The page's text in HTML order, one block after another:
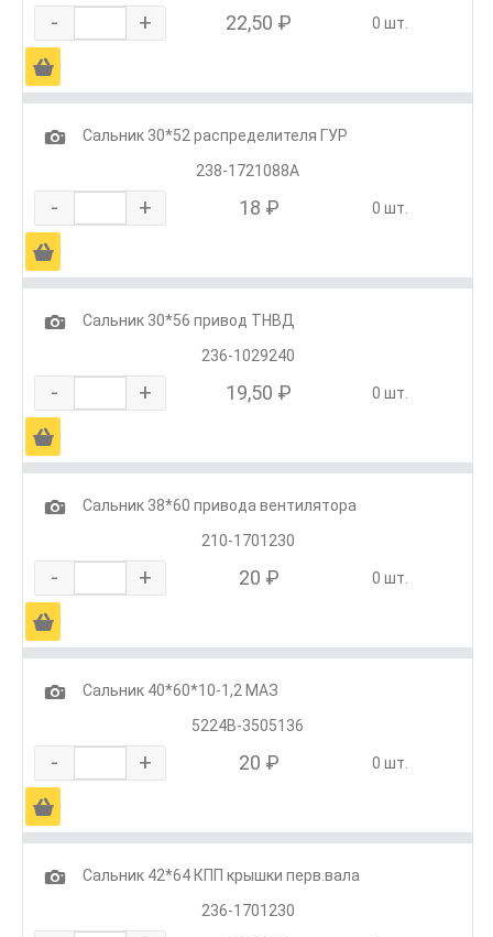
- + 22,50 ₽ 0 шт.
Ä
1
Сальник 30*52 распределителя ГУР
238-1721088А
- + 18 ₽ 0 шт.
Ä
1
Сальник 30*56 привод ТНВД
236-1029240
- + 19,50 ₽ 0 шт.
Ä
1
Сальник 38*60 привода вентилятора
210-1701230
- + 20 ₽ 0 шт.
Ä
1
Сальник 40*60*10-1,2 МАЗ
5224В-3505136
- + 20 ₽ 0 шт.
Ä
1
Сальник 42*64 КПП крышки перв.вала
236-1701230